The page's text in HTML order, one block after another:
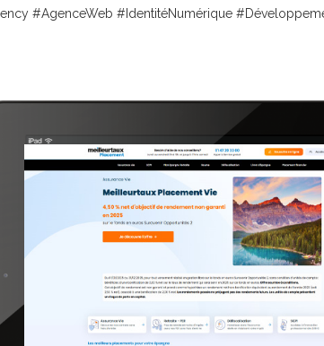
#AgenceWeb #IdentitéNumérique